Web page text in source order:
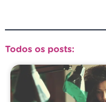
Todos os posts: